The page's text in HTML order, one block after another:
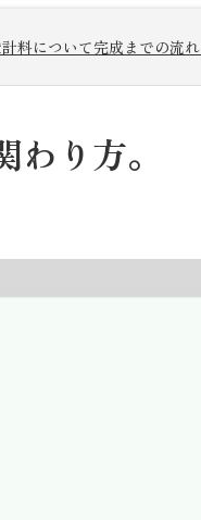
料について完成までの流れ
り方。